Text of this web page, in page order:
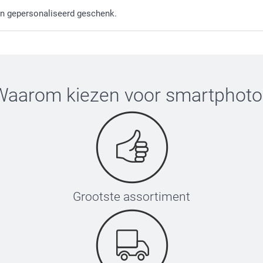
gepersonaliseerd geschenk.
kiezen voor smartphoto
Grootste assortiment